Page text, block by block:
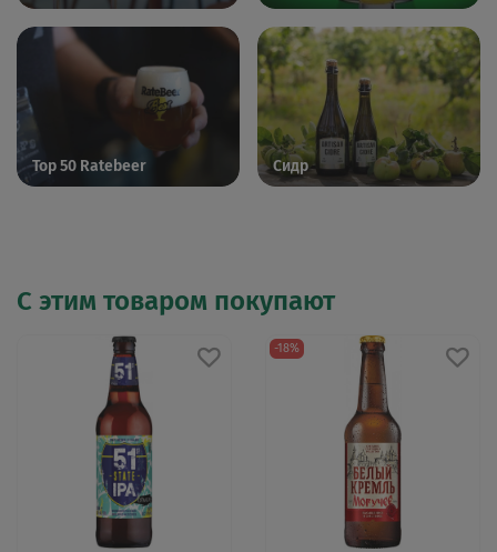
Top 50 Ratebeer Сидр
С этим товаром покупают
-18%